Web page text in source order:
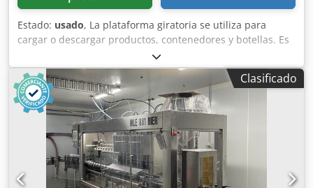
Estado: usado, La plataforma giratoria se utiliza para
cargar o descargar productos, contenedores y botellas. Es
autoportante y cuenta con accionamiento propio. La
velocidad se puede controlar continuamente mediante un
convertidor de frecuencia. Piezas en contacto con el
producto: acero inoxidable. Diámetro de la plataforma
giratoria: 800 mm. Autoportante sobre patas esféricas,
regulable en altura. Accesorio lateral para transferir
contenedores del palé a la plataforma giratoria. Ajuste
continuo mediante convertidor de frecuencia. Guía lateral
para transferir contenedores a la cinta transportadora.
Clasificado